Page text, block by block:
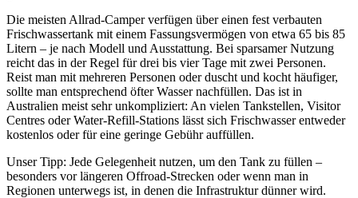
Die meisten Allrad-Camper verfügen über einen fest verbauten
Frischwassertank mit einem Fassungsvermögen von etwa 65 bis 85
Litern – je nach Modell und Ausstattung. Bei sparsamer Nutzung
reicht das in der Regel für drei bis vier Tage mit zwei Personen.
Reist man mit mehreren Personen oder duscht und kocht häufiger,
sollte man entsprechend öfter Wasser nachfüllen. Das ist in
Australien meist sehr unkompliziert: An vielen Tankstellen, Visitor
Centres oder Water-Refill-Stations lässt sich Frischwasser entweder
kostenlos oder für eine geringe Gebühr auffüllen.
Unser Tipp: Jede Gelegenheit nutzen, um den Tank zu füllen –
besonders vor längeren Offroad-Strecken oder wenn man in
Regionen unterwegs ist, in denen die Infrastruktur dünner wird.